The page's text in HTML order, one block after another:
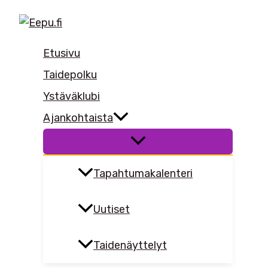
Siirry
sisältöön
Etusivu
Taidepolku
Ystäväklubi
Ajankohtaista
Tapahtumakalenteri
Uutiset
Taidenäyttelyt